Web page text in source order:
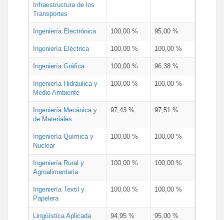
Infraestructura de los
Transportes
Ingeniería Electrónica 100,00 % 95,00 %
Ingeniería Eléctrica 100,00 % 100,00 %
Ingeniería Gráfica 100,00 % 96,38 %
Ingeniería Hidráulica y
Medio Ambiente
100,00 % 100,00 %
Ingeniería Mecánica y
de Materiales
97,43 % 97,51 %
Ingeniería Química y
Nuclear
100,00 % 100,00 %
Ingeniería Rural y
Agroalimentaria
100,00 % 100,00 %
Ingeniería Textil y
Papelera
100,00 % 100,00 %
Lingüística Aplicada 94,95 % 95,00 %